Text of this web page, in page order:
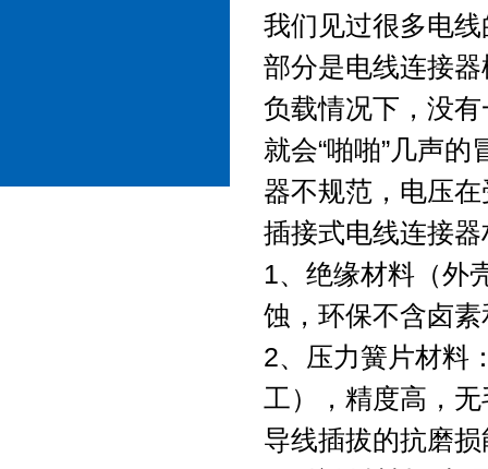
我们见过很多电
部分是电线连接
负载情况下，没
就会“啪啪”几声
器不规范，电压
插接式电线连接
1、绝缘材料（外
蚀，环保不含卤
2、压力簧片材料
工），精度高，
导线插拔的抗磨